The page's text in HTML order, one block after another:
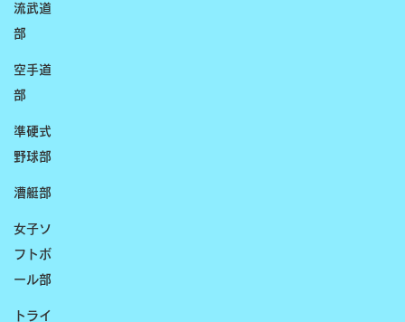
流武道
部
空手道
部
準硬式
野球部
漕艇部
女子ソ
フトボ
ール部
トライ